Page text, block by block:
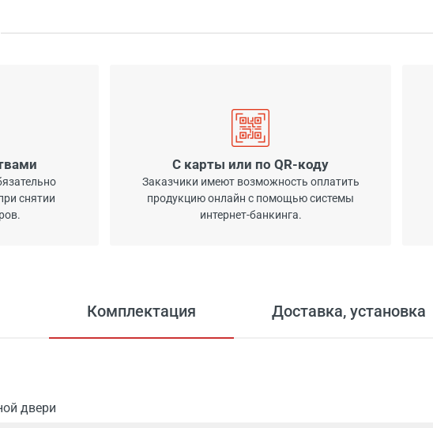
снятии
С карты или по QR-коду
Заказчики имеют возможность оплатить
продукцию онлайн с помощью системы
интернет-банкинга.
Комплектация Доставка, установка
двери